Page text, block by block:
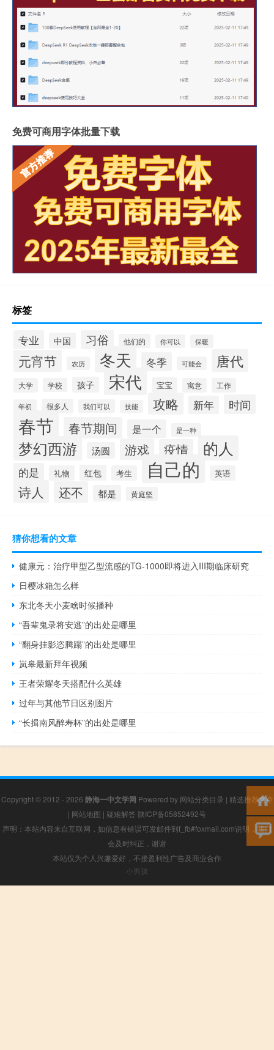
免费可商用字体批量下载
标签
专业 中国 习俗 他们的 你可以 保暖
元宵节 农历 冬天 冬季 可能会 唐代
大学 学校 孩子 宋代 宝宝 寓意 工作
年初 很多人 我们可以 技能 攻略 新年 时间
春节 春节期间 是一个 是一种
梦幻西游 汤圆 游戏 疫情 的人
的是 礼物 红包 考生 自己的 英语
诗人 还不 都是 黄庭坚
猜你想看的文章
健康元：治疗甲型乙型流感的TG-1000即将进入III期临床研究
日樱冰箱怎么样
东北冬天小麦啥时候播种
“吾辈鬼录将安逃”的出处是哪里
“翻身挂影恣腾蹋”的出处是哪里
岚皋最新拜年视频
王者荣耀冬天搭配什么英雄
过年与其他节日区别图片
“长揖南风醉寿杯”的出处是哪里
Copyright © 2012 - 2026 静海一中文学网 Powered by 网站分类目录 | 精选推荐文章
| 网站地图 | 疑难解答 陕ICP备05852492号
声明：本站内容来自互联网，如信息有错误可发邮件到f_fb#foxmail.com说明，我们
会及时纠正，谢谢
本站仅为个人兴趣爱好，不接盈利性广告及商业合作
小男孩